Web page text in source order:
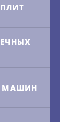
МАШИН